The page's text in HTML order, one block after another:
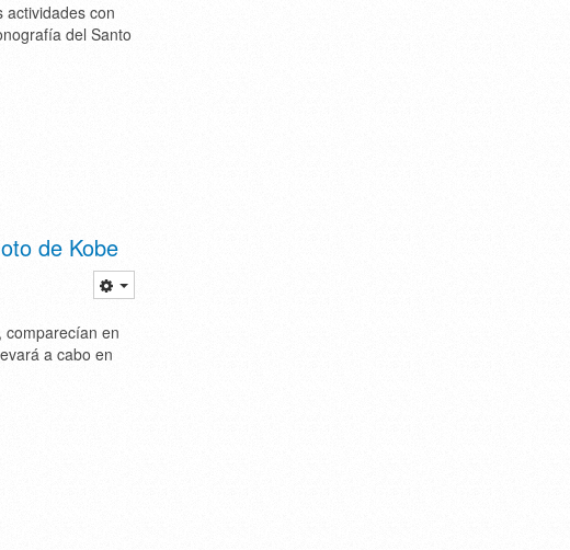
actividades con
del Santo
de Kobe
comparecían en
a cabo en